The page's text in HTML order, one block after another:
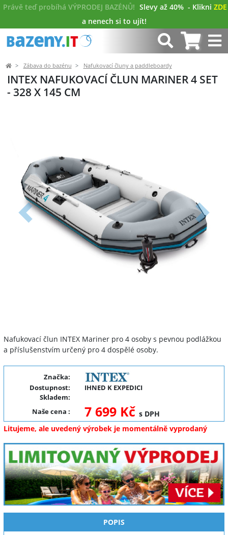
Právě teď probíhá VÝPRODEJ BAZÉNŮ! Slevy až 40% - Klikni ZDE
a nenech si to ujít!
Zábava do bazénu Nafukovací čluny a paddleboardy
INTEX NAFUKOVACÍ ČLUN MARINER 4 SET
- 328 X 145 CM
Předchozí Další
Nafukovací člun INTEX Mariner pro 4 osoby s pevnou podlážkou
a příslušenstvím určený pro 4 dospělé osoby.
Značka:
Dostupnost:
IHNED K EXPEDICI
Skladem:
Naše cena : 7 699 Kč s DPH
Litujeme, ale uvedený výrobek je momentálně vyprodaný
POPIS